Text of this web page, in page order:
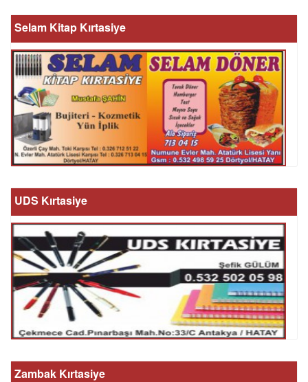
Selam Kitap Kırtasiye
UDS Kırtasiye
Zambak Kırtasiye